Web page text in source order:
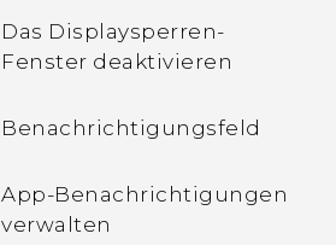
Warum werde ich
Entschlüsselung meines
wenn ich es neu starte
oder einschalte?
Das Displaysperren-
Fenster deaktivieren
Benachrichtigungsfeld
App-Benachrichtigungen
verwalten